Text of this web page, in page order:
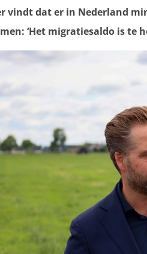
vindt dat er in Nederland
‘Het migratiesaldo is te